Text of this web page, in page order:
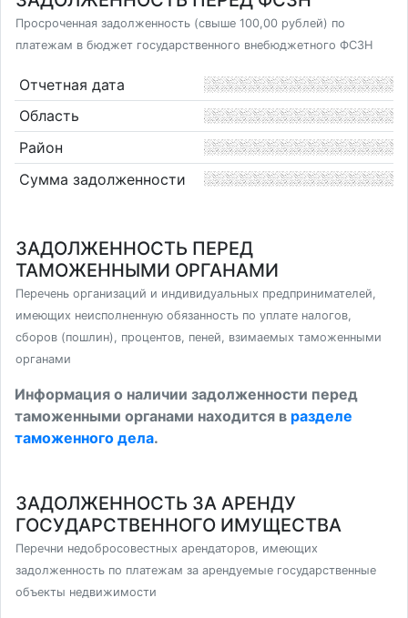
Просроченная задолженность (свыше 100,00 рублей) по
платежам в бюджет государственного внебюджетного ФСЗН
Отчетная дата
Область
Район
Сумма задолженности
ЗАДОЛЖЕННОСТЬ ПЕРЕД
ТАМОЖЕННЫМИ ОРГАНАМИ
Перечень организаций и индивидуальных предпринимателей,
имеющих неисполненную обязанность по уплате налогов,
сборов (пошлин), процентов, пеней, взимаемых таможенными
органами
Информация о наличии задолженности перед
таможенными органами находится в разделе
таможенного дела.
ЗАДОЛЖЕННОСТЬ ЗА АРЕНДУ
ГОСУДАРСТВЕННОГО ИМУЩЕСТВА
Перечни недобросовестных арендаторов, имеющих
задолженность по платежам за арендуемые государственные
объекты недвижимости